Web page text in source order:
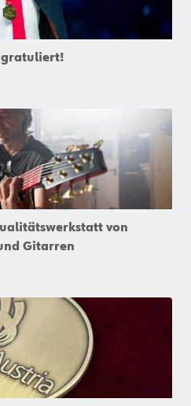
gratuliert!
von
Gitarren